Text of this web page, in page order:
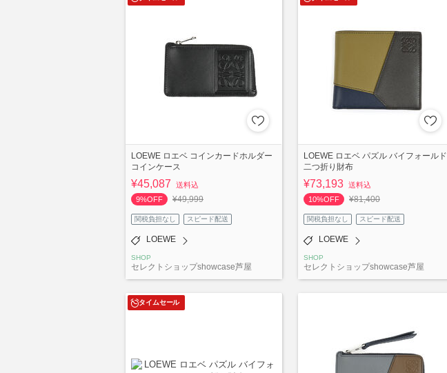
LOEWE ロエベ コインカードホルダー
コインケース
¥45,087
送料込
9%OFF
¥49,999
関税負担なし スピード配送
LOEWE
SHOP
セレクトショップshowcase芦屋
LOEWE ロエベ パズル バイフォールド
二つ折り財布
¥73,193 送料込
10%OFF
¥81,400
関税負担なし スピード配送
LOEWE
SHOP
セレクトショップshowcase芦屋
タイムセール